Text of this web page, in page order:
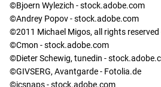
©Bjoern Wylezich - stock.adobe.com
©Andrey Popov - stock.adobe.com
©2011 Michael Migos, all rights
©Cmon - stock.adobe.com
©Dieter Schewig, tunedin -
©GIVSERG, Avantgarde - Fotolia.de
©icsnaps - stock.adobe.com